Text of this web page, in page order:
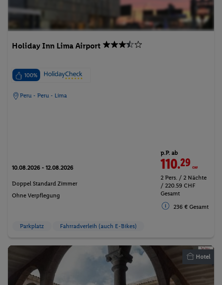
Holiday Inn Lima Airport
100%
Peru - Peru - Lima
10.08.2026 - 12.08.2026
Doppel Standard Zimmer
Ohne Verpflegung
p.P. ab
110.29CHF
2 Pers. / 2 Nächte
/ 220.59 CHF
Gesamt
236 € Gesamt
Parkplatz Fahrradverleih (auch E-Bikes)
Hotel